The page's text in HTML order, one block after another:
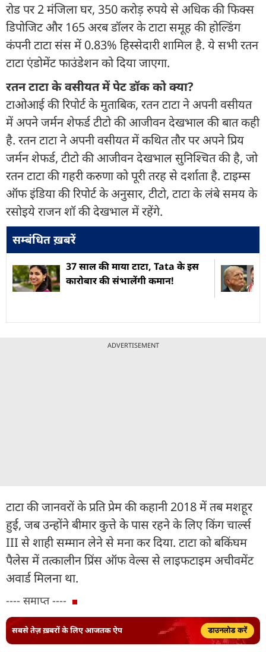
रोड पर 2 मंजिला घर, 350 करोड़ रुपये से अधिक की फिक्स
डिपोजिट और 165 अरब डॉलर के टाटा समूह की होल्डिंग
कंपनी टाटा संस में 0.83% हिस्सेदारी शामिल है. ये सभी रतन
टाटा एंडोमेंट फाउंडेशन को दिया जाएगा.
रतन टाटा के वसीयत में पेट डॉक को क्‍या?
टाओआई की रिपोर्ट के मुताबिक, रतन टाटा ने अपनी वसीयत
में अपने जर्मन शेफर्ड टीटो की आजीवन देखभाल की बात कही
है. रतन टाटा ने अपनी वसीयत में कथित तौर पर अपने प्रिय
जर्मन शेफर्ड, टीटो की आजीवन देखभाल सुनिश्चित की है, जो
रतन टाटा की गहरी करुणा को पूरी तरह से दर्शाता है. टाइम्स
ऑफ इंडिया की रिपोर्ट के अनुसार, टीटो, टाटा के लंबे समय के
रसोइये राजन शॉ की देखभाल में रहेंगे.
सम्बंधित ख़बरें
37 साल की माया टाटा, Tata के इस
कारोबार की संभालेंगी कमान!
ADVERTISEMENT
टाटा की जानवरों के प्रति प्रेम की कहानी 2018 में तब मशहूर
हुई, जब उन्होंने बीमार कुत्ते के पास रहने के लिए किंग चार्ल्स
III से शाही सम्मान लेने से मना कर दिया. टाटा को बकिंघम
पैलेस में तत्कालीन प्रिंस ऑफ वेल्स से लाइफटाइम अचीवमेंट
अवार्ड मिलना था.
---- समाप्त ----
सबसे तेज़ ख़बरों के लिए आजतक ऐप डाउनलोड करें